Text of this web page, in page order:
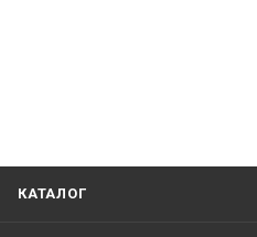
КАТАЛОГ